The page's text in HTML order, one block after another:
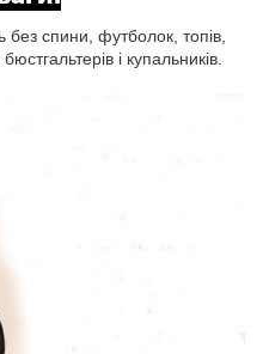
без спини, футболок, топів,
і купальників.